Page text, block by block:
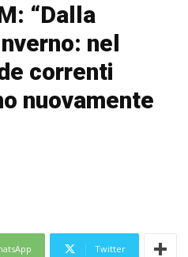
“Dalla
nel
correnti
nuovamente
Twitter